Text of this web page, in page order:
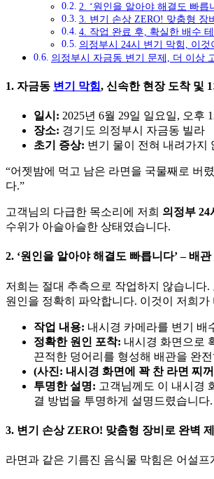
2. ‘원인을 알아야 해결도 빠
3. 변기 손상 ZERO! 맞춤형 장
4. 작업 완료 후, 확실한 배수
의정부시 24시 변기 막힘, 이것
의정부시 자금동 변기 문제, 더 이상
1. 자금동 변기 막힘, 신속한 현장 도착 및
일시: 2025년 6월 29일 일요일, 오후
장소: 경기도 의정부시 자금동 빌라
초기 증상: 변기 물이 전혀 내려가지
“어젯밤에 먹고 남은 라면을 국물째로 버
다.”
고객님의 다급한 목소리에 저희 의정부 24
수위가 아슬아슬한 상태였습니다.
2. ‘원인을 알아야 해결도 빠릅니다’ – 배
저희는 절대 추측으로 작업하지 않습니다
원인을 정확히 파악합니다. 이것이 저희
작업 내용: 내시경 카메라를 변기 배
정확한 원인 포착: 내시경 화면으로
끈적한 덩어리를 형성해 배관을 완
(사진: 내시경 화면에 꽉 찬 라면 찌
투명한 설명: 고객님께도 이 내시경
결 방법을 투명하게 설명드렸습니다.
3. 변기 손상 ZERO! 맞춤형 장비로 완벽
라면과 같은 기름진 음식물 막힘은 어설